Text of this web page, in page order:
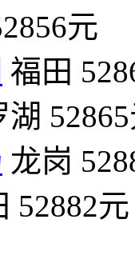
元
福田
湖
龙岗
52882元